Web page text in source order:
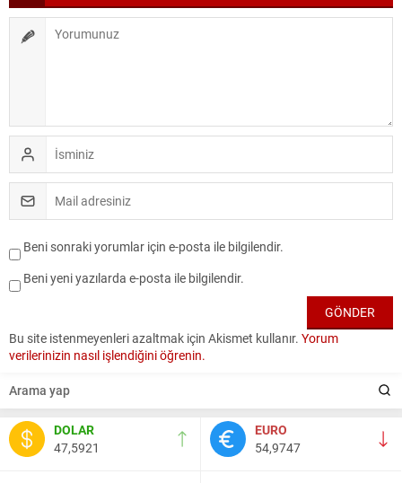
DOLAR
47,5921
EURO
54,9747
Beni sonraki yorumlar için e-posta ile bilgilendir.
Beni yeni yazılarda e-posta ile bilgilendir.
Bu site istenmeyenleri azaltmak için Akismet kullanır. Yorum
verilerinizin nasıl işlendiğini öğrenin.